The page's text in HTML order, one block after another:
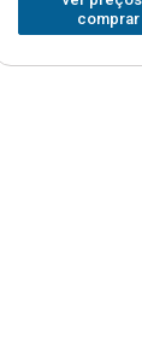
comprar